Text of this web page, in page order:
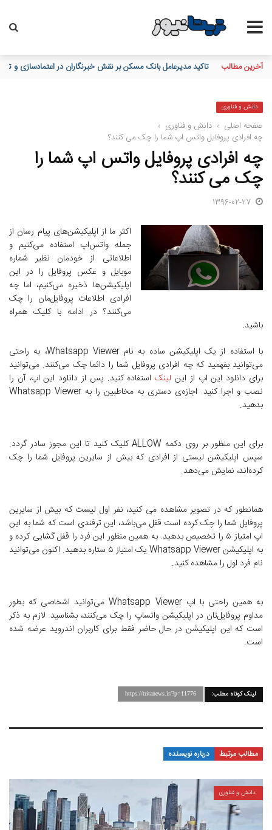
آخرین مطالب تاکید مدیرعامل بانک مسکن بر نقش خبرنگاران در اعتمادسازی و
دانش و فناوری
صفحه اصلی › دانش و فناوری ›
چه افرادی پروفایل واتس اپ شما را چک می کنند؟
چه افرادی پروفایل واتس اپ شما را
چک می کنند؟
1396-02-27
اکثر ما از اپلیکیشن‌های پیام رسان از
جمله واتس‌اپ استفاده می‌کنیم و
اطلاعاتی از خودمان نظیر شماره
موبایل و عکس پروفایل را در این
اپلیکیشن‌ها ذخیره می‌کنیم، اما چه
افرادی اطلاعات پروفایل‌مان را چک
می‌کنند؟ در ادامه با کلیک همراه
باشید.
با استفاده از یک اپلیکیشن ساده به نام Whatsapp Viewer، به راحتی
می‌توانید بفهمید که چه افرادی پروفایل شما را دائما چک می‌کنند. می‌توانید
برای دانلود این اپ از این لینکاستفاده کنید. پس از دانلود این اپ، آن را
نصب و اجرا کنید. اجازه‌ی دستری به مخاطبین را به Whatsapp Viewer
بدهید.
برای این منظور بر روی دکمه ALLOW کلیک کنید تا این مجوز سادر گردد.
سپس اپلیکیشن لیستی از افرادی که بیش از سایرین پروفایل شما را چک
کرده‌اند، نمایش می‌دهد.
همانطور که در تصویر مشاهده می کنید، نفر اول لیست که بیش از سایرین
پروفایل شما را چک کرده است قفل می‌باشد، این ترفندی است که شما به این
اپ امتیاز ۵ را تخصیص بدهید. به همین منظور این فرد را قفل گشایی کرده و
به اپلیکیشن Whatsapp Viewer یک امتیاز ۵ ستاره بدهید. اکنون می‌توانید
نام فرد اول را مشاهده کنید.
به همین راحتی با اپ Whatsapp Viewer می‌توانید اشخاصی که بطور
مداوم پروفایل‌تان در اپلیکیشن واتساپ را چک می‌کنند، بشناسید. لازم به ذکر
است که این اپلیکیشن در حال حاضر فقط برای کاربران اندروید عرضه شده
است.
لینک کوتاه مطلب: https://tritanews.ir/?p=11776
مطالب مرتبط درباره نویسنده
دانش و فناوری